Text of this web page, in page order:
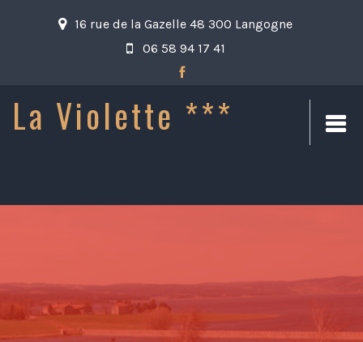
16 rue de la Gazelle 48 300 Langogne
06 58 94 17 41
La Violette ***